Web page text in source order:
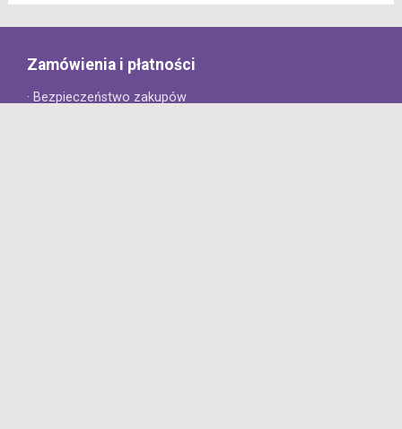
Zamówienia i płatności
· Bezpieczeństwo zakupów